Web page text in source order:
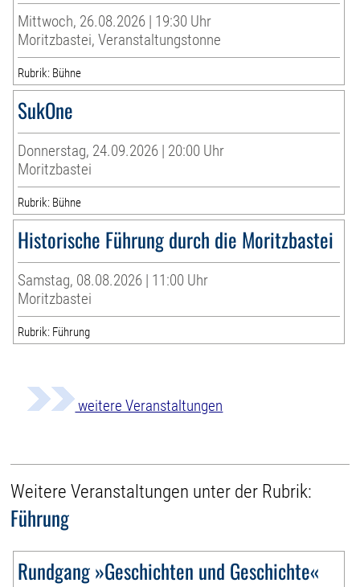
Mittwoch, 26.08.2026 | 19:30 Uhr
Moritzbastei, Veranstaltungstonne
Rubrik: Bühne
SukOne
Donnerstag, 24.09.2026 | 20:00 Uhr
Moritzbastei
Rubrik: Bühne
Historische Führung durch die Moritzbastei
Samstag, 08.08.2026 | 11:00 Uhr
Moritzbastei
Rubrik: Führung
weitere Veranstaltungen
Weitere Veranstaltungen unter der Rubrik:
Führung
Rundgang »Geschichten und Geschichte«